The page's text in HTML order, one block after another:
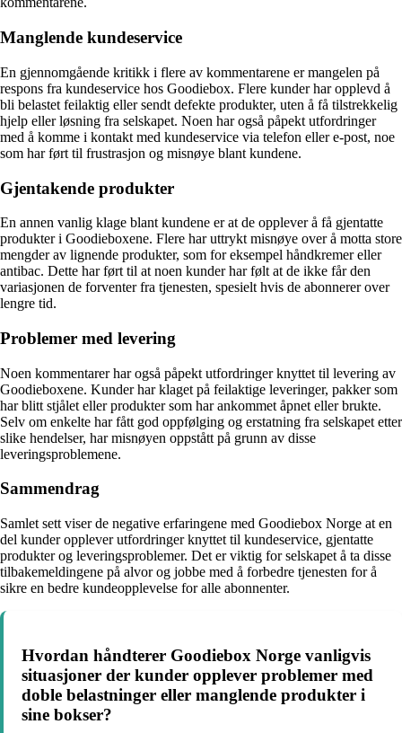
Manglende kundeservice
En gjennomgående kritikk i flere av kommentarene er mangelen på
respons fra kundeservice hos Goodiebox. Flere kunder har opplevd å
bli belastet feilaktig eller sendt defekte produkter, uten å få tilstrekkelig
hjelp eller løsning fra selskapet. Noen har også påpekt utfordringer
med å komme i kontakt med kundeservice via telefon eller e-post, noe
som har ført til frustrasjon og misnøye blant kundene.
Gjentakende produkter
En annen vanlig klage blant kundene er at de opplever å få gjentatte
produkter i Goodieboxene. Flere har uttrykt misnøye over å motta store
mengder av lignende produkter, som for eksempel håndkremer eller
antibac. Dette har ført til at noen kunder har følt at de ikke får den
variasjonen de forventer fra tjenesten, spesielt hvis de abonnerer over
lengre tid.
Problemer med levering
Noen kommentarer har også påpekt utfordringer knyttet til levering av
Goodieboxene. Kunder har klaget på feilaktige leveringer, pakker som
har blitt stjålet eller produkter som har ankommet åpnet eller brukte.
Selv om enkelte har fått god oppfølging og erstatning fra selskapet etter
slike hendelser, har misnøyen oppstått på grunn av disse
leveringsproblemene.
Sammendrag
Samlet sett viser de negative erfaringene med Goodiebox Norge at en
del kunder opplever utfordringer knyttet til kundeservice, gjentatte
produkter og leveringsproblemer. Det er viktig for selskapet å ta disse
tilbakemeldingene på alvor og jobbe med å forbedre tjenesten for å
sikre en bedre kundeopplevelse for alle abonnenter.
Hvordan håndterer Goodiebox Norge vanligvis
situasjoner der kunder opplever problemer med
doble belastninger eller manglende produkter i
sine bokser?